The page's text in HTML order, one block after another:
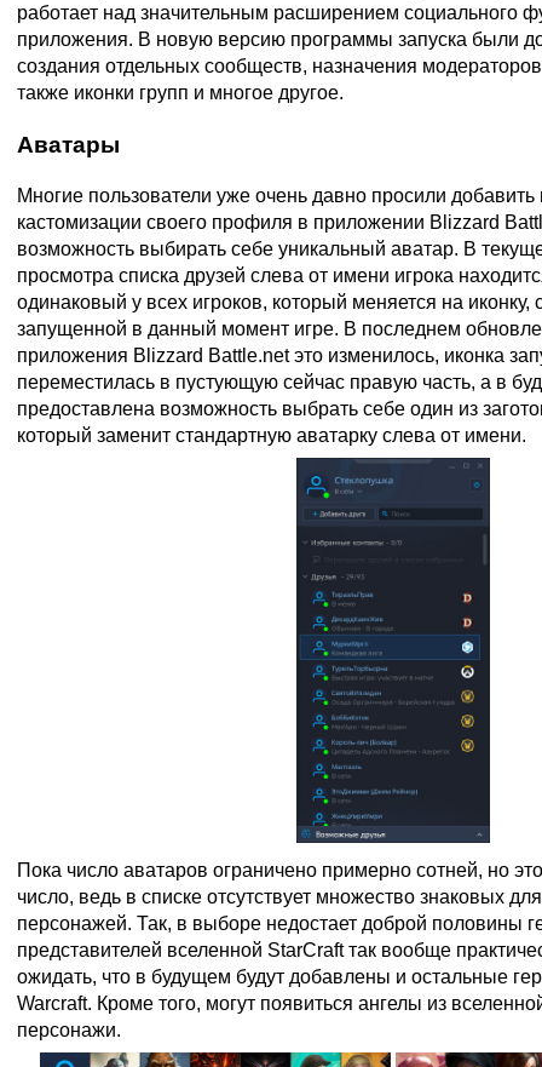
работает над значительным расширением социального
приложения. В новую версию программы запуска были
создания отдельных сообществ, назначения
также иконки групп и многое другое.
Аватары
Многие пользователи уже очень давно просили добавить
кастомизации своего профиля в приложении Blizzard
возможность выбирать себе уникальный аватар. В
просмотра списка друзей слева от имени игрока
одинаковый у всех игроков, который меняется на иконку,
запущенной в данный момент игре. В последнем
приложения Blizzard Battle.net это изменилось, иконка
переместилась в пустующую сейчас правую часть, а в
предоставлена возможность выбрать себе один из
который заменит стандартную аватарку слева от имени.
Пока число аватаров ограничено примерно сотней, но
число, ведь в списке отсутствует множество знаковых
персонажей. Так, в выборе недостает доброй половины
представителей вселенной StarCraft так вообще
ожидать, что в будущем будут добавлены и остальные
Warcraft. Кроме того, могут появиться ангелы из
персонажи.